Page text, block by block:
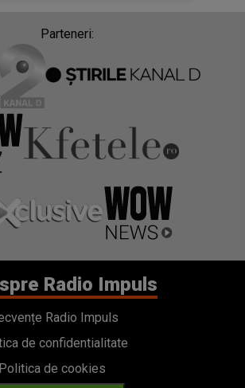
Parteneri:
Radio Impuls
Radio Impuls
de confidentialitate
Politica de cookies